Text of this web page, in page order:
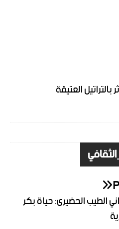
العتيقة
الطيب الحضيرى: حياة بكر